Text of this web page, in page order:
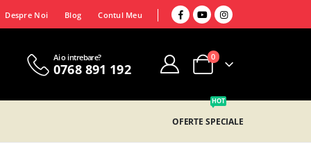
Despre Noi Blog Contul Meu
Ai o intrebare?
0768 891 192
0
OFERTE SPECIALE
HOT